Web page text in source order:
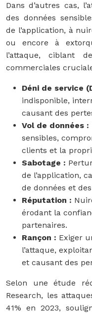
Dans d’autres cas,
des données
de l’application, à
ou encore à
l’attaque, ciblant
commerciales
Déni de service
indisponible,
causant des
Vol de données :
sensibles,
clients et la
Sabotage :
de l’application,
de données et
Réputation :
érodant la
partenaires.
Rançon : Exiger
l’attaque,
et causant des
Selon une étude
Research, les
41% en 2023,